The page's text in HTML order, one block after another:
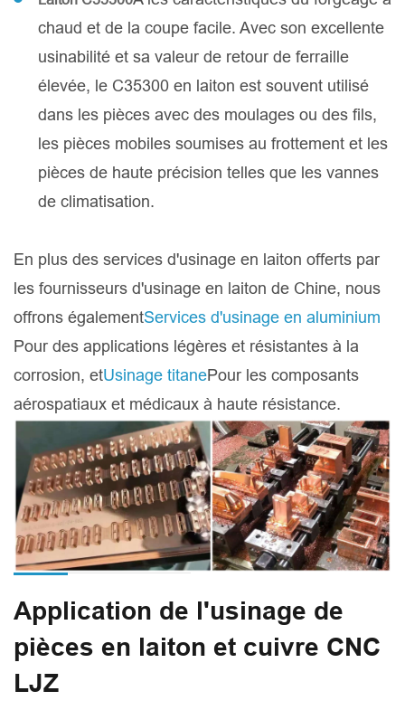
chaud et de la coupe facile. Avec son excellente
usinabilité et sa valeur de retour de ferraille
élevée, le C35300 en laiton est souvent utilisé
dans les pièces avec des moulages ou des fils,
les pièces mobiles soumises au frottement et les
pièces de haute précision telles que les vannes
de climatisation.
En plus des services d'usinage en laiton offerts par
les fournisseurs d'usinage en laiton de Chine, nous
offrons égalementServices d'usinage en aluminium
Pour des applications légères et résistantes à la
corrosion, etUsinage titanePour les composants
aérospatiaux et médicaux à haute résistance.
Application de l'usinage de
pièces en laiton et cuivre CNC
LJZ